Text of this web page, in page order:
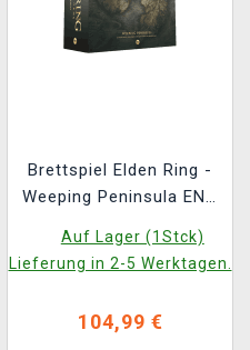
Brettspiel Elden Ring -
Weeping Peninsula ENG
Verpackung)
Auf Lager (1Stck)
Lieferung in 2-5 Werktagen.
104,99 €